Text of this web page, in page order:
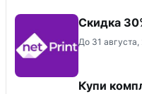
Скидка
До 31 августа,
Купи